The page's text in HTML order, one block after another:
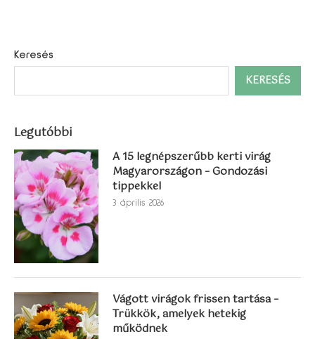
Keresés
KERESÉS
Legutóbbi
A 15 legnépszerűbb kerti virág
Magyarországon – Gondozási
tippekkel
3 április 2026
Vágott virágok frissen tartása –
Trükkök, amelyek hetekig
működnek